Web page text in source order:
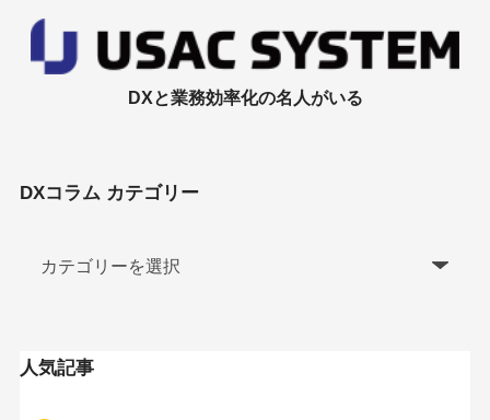
DXと業務効率化の名人がいる
DXコラム カテゴリー
人気記事